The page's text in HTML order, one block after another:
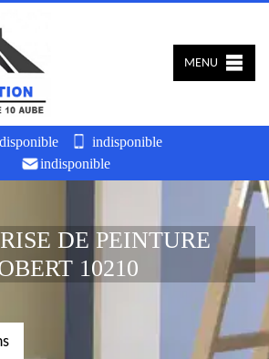
indisponible
indisponible
MENU
DE PEINTURE
10210